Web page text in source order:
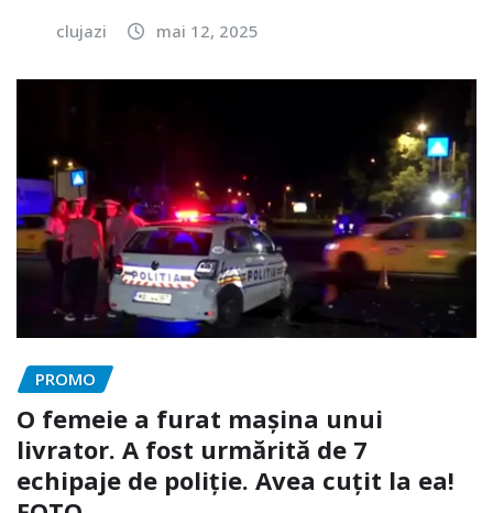
clujazi mai 12, 2025
PROMO
O femeie a furat mașina unui
livrator. A fost urmărită de 7
echipaje de poliție. Avea cuțit la ea!